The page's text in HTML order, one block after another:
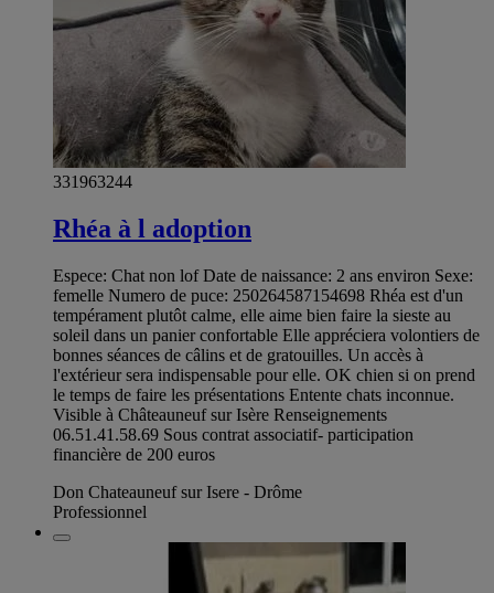
331963244
Rhéa à l adoption
Espece: Chat non lof Date de naissance: 2 ans environ Sexe:
femelle Numero de puce: 250264587154698 Rhéa est d'un
tempérament plutôt calme, elle aime bien faire la sieste au
soleil dans un panier confortable Elle appréciera volontiers de
bonnes séances de câlins et de gratouilles. Un accès à
l'extérieur sera indispensable pour elle. OK chien si on prend
le temps de faire les présentations Entente chats inconnue.
Visible à Châteauneuf sur Isère Renseignements
06.51.41.58.69 Sous contrat associatif- participation
financière de 200 euros
Don Chateauneuf sur Isere - Drôme
Professionnel